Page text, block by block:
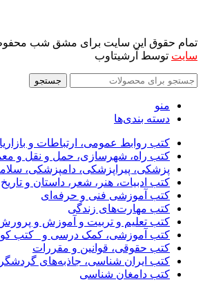
تمام حقوق این سایت برای مشق شب
سایت توسط آرشیتاوب
جستجو
منو
دسته بندی‌ها
کتب روابط عمومی، ارتباطات و
کتب راه، شهرسازی، حمل و نقل و
پزشکی، پیراپزشکی، دامپزشکی،
کتب ادبیات، هنر، شعر، داستان و تاریخ
کتب آموزشی فنی و حرفه‌ای
کتب مهارت‌های زندگی
کتب تعلیم و تربیت و آموزش و
کتب آموزشی، کمک درسی و _کتب
کتب حقوقی، قوانین و مقررات
کتب ایران شناسی، جاذبه‌های
کتب دامغان شناسی